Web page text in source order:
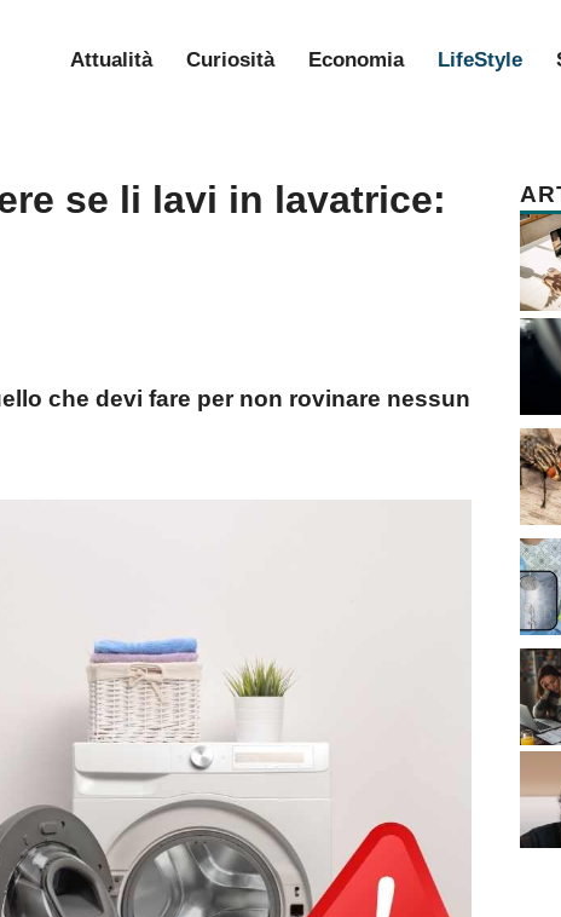
Attualità Curiosità Economia LifeStyle
se li lavi in lavatrice:
che devi fare per non rovinare nessun